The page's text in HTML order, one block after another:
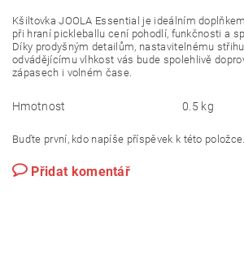
Kšiltovka JOOLA Essential je ideálním
při hraní pickleballu cení pohodlí, funkčnosti a
Díky prodyšným detailům, nastavitelnému
odvádějícímu vlhkost vás bude spolehlivě
zápasech i volném čase.
Hmotnost 0.5 kg
Buďte první, kdo napíše příspěvek k této položce.
Přidat komentář